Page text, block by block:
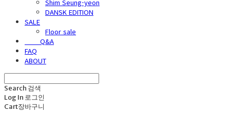
Shim Seung-yeon
DANSK EDITION
SALE
Floor sale
⠀⠀⠀Q&A
FAQ
ABOUT
Search 검색
Log In 로그인
Cart장바구니